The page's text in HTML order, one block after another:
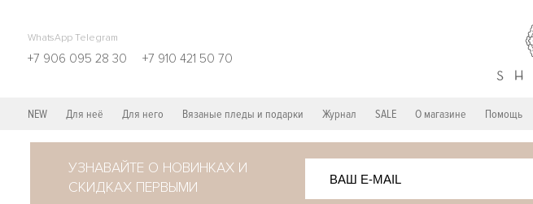
WhatsApp Telegram
+7 906 095 28 30 +7 910 421 50 70
NEW Для неё Для него Вязаные пледы и подарки Журнал SALE О магазине Помощь
УЗНАВАЙТЕ О НОВИНКАХ И
СКИДКАХ ПЕРВЫМИ